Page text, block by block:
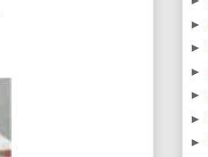
►
►
►
►
►
►